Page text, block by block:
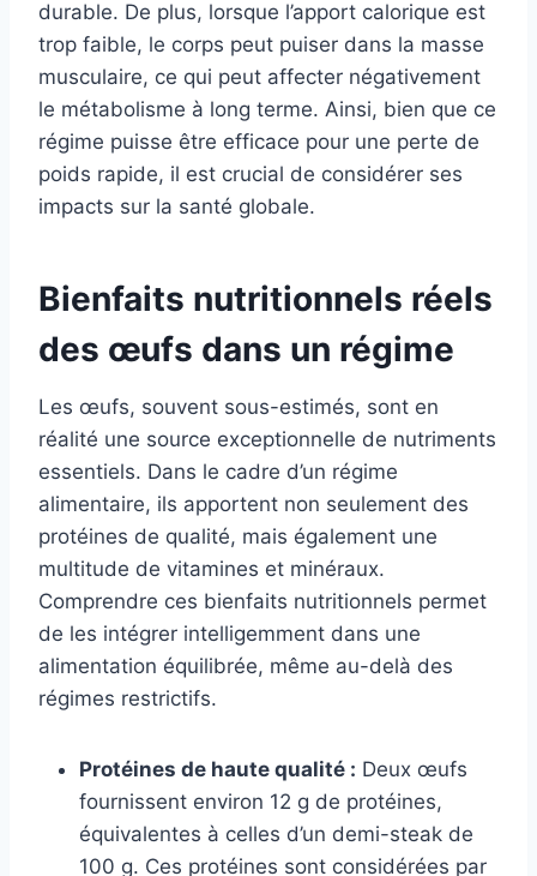
durable. De plus, lorsque l’apport calorique est
trop faible, le corps peut puiser dans la masse
musculaire, ce qui peut affecter négativement
le métabolisme à long terme. Ainsi, bien que ce
régime puisse être efficace pour une perte de
poids rapide, il est crucial de considérer ses
impacts sur la santé globale.
Bienfaits nutritionnels réels
des œufs dans un régime
Les œufs, souvent sous-estimés, sont en
réalité une source exceptionnelle de nutriments
essentiels. Dans le cadre d’un régime
alimentaire, ils apportent non seulement des
protéines de qualité, mais également une
multitude de vitamines et minéraux.
Comprendre ces bienfaits nutritionnels permet
de les intégrer intelligemment dans une
alimentation équilibrée, même au-delà des
régimes restrictifs.
Protéines de haute qualité : Deux œufs
fournissent environ 12 g de protéines,
équivalentes à celles d’un demi-steak de
100 g. Ces protéines sont considérées par